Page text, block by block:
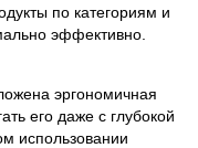
по категориям и
эффективно.
эргономичная
его даже с глубокой
использовании